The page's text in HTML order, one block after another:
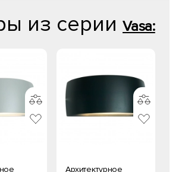
из серии Vasa:
Архитектурное